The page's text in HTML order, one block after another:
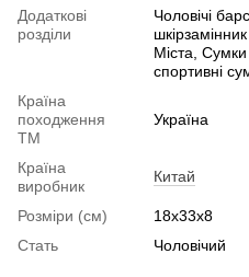
Додаткові
розділи
Чоловічі
Міста, Сумки
спортивні
Країна
походження
ТМ
Україна
Країна
виробник
Китай
Розміри (см)
18х33х8
Стать
Чоловічий